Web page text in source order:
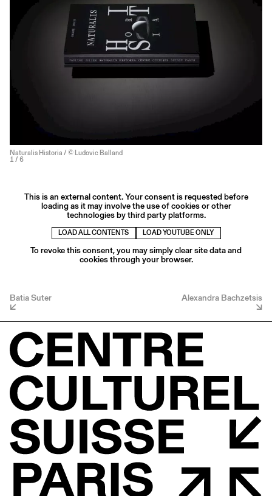
Naturalis Historia / © Ludovic Balland
1 / 6
This is an external content. Your consent is requested before
loading as it may involve the use of cookies or other
technologies by third party platforms.
LOAD ALL CONTENTS LOAD YOUTUBE ONLY
To revoke this consent, you may simply clear site data and
cookies through your browser.
Batia Suter Alexandra Bachzetsis